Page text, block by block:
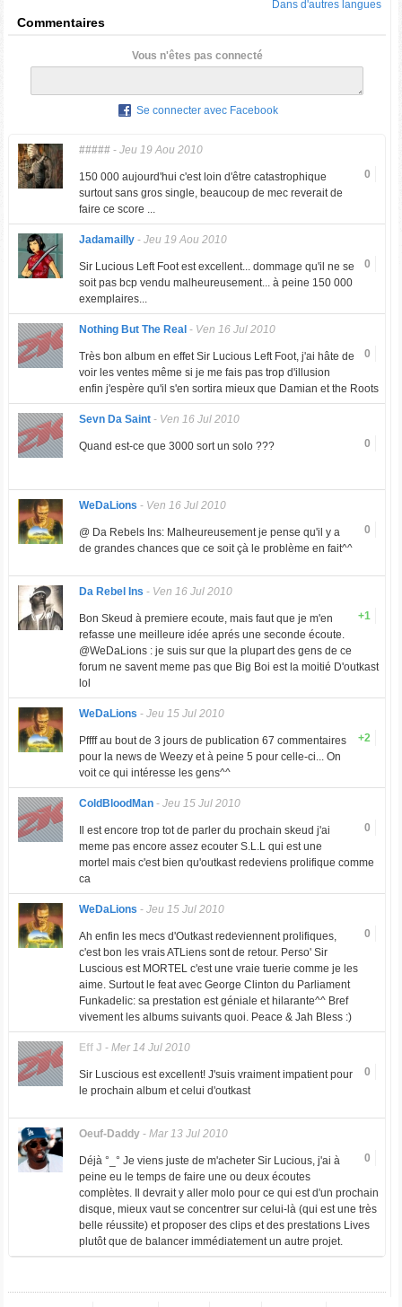
Dans d'autres langues
Commentaires
Vous n'êtes pas connecté
Se connecter avec Facebook
#####- Jeu 19 Aou 2010
0
150 000 aujourd'hui c'est loin d'être catastrophique
surtout sans gros single, beaucoup de mec reverait de
faire ce score ...
Jadamailly- Jeu 19 Aou 2010
0
Sir Lucious Left Foot est excellent... dommage qu'il ne se
soit pas bcp vendu malheureusement... à peine 150 000
exemplaires...
Nothing But The Real - Ven 16 Jul 2010
0
Très bon album en effet Sir Lucious Left Foot, j'ai hâte de
voir les ventes même si je me fais pas trop d'illusion
enfin j'espère qu'il s'en sortira mieux que Damian et the Roots
Sevn Da Saint- Ven 16 Jul 2010
0
Quand est-ce que 3000 sort un solo ???
WeDaLions - Ven 16 Jul 2010
0
@ Da Rebels Ins: Malheureusement je pense qu'il y a
de grandes chances que ce soit çà le problème en fait^^
Da Rebel Ins - Ven 16 Jul 2010
+1
Bon Skeud à premiere ecoute, mais faut que je m'en
refasse une meilleure idée aprés une seconde écoute.
@WeDaLions : je suis sur que la plupart des gens de ce
forum ne savent meme pas que Big Boi est la moitié D'outkast
lol
WeDaLions - Jeu 15 Jul 2010
+2
Pffff au bout de 3 jours de publication 67 commentaires
pour la news de Weezy et à peine 5 pour celle-ci... On
voit ce qui intéresse les gens^^
ColdBloodMan- Jeu 15 Jul 2010
0
Il est encore trop tot de parler du prochain skeud j'ai
meme pas encore assez ecouter S.L.L qui est une
mortel mais c'est bien qu'outkast redeviens prolifique comme
ca
WeDaLions - Jeu 15 Jul 2010
0
Ah enfin les mecs d'Outkast redeviennent prolifiques,
c'est bon les vrais ATLiens sont de retour. Perso' Sir
Luscious est MORTEL c'est une vraie tuerie comme je les
aime. Surtout le feat avec George Clinton du Parliament
Funkadelic: sa prestation est géniale et hilarante^^ Bref
vivement les albums suivants quoi. Peace & Jah Bless :)
Eff J - Mer 14 Jul 2010
0
Sir Luscious est excellent! J'suis vraiment impatient pour
le prochain album et celui d'outkast
Oeuf-Daddy- Mar 13 Jul 2010
0
Déjà °_° Je viens juste de m'acheter Sir Lucious, j'ai à
peine eu le temps de faire une ou deux écoutes
complètes. Il devrait y aller molo pour ce qui est d'un prochain
disque, mieux vaut se concentrer sur celui-là (qui est une très
belle réussite) et proposer des clips et des prestations Lives
plutôt que de balancer immédiatement un autre projet.